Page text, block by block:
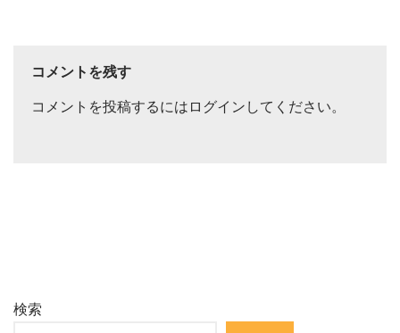
コメントを残す
コメントを投稿するには ログイン してください。
検索